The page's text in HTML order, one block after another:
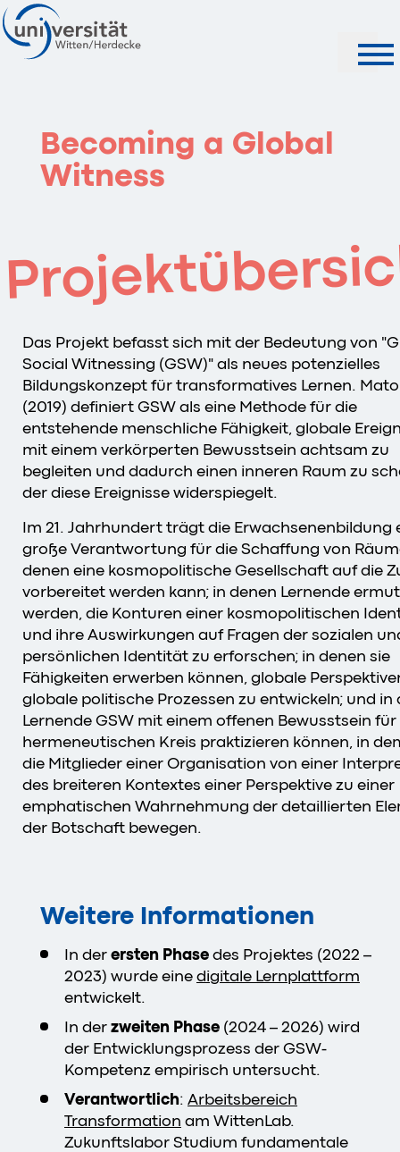
Becoming a Global
Witness
Das Projekt befasst sich mit der Bedeutung von
Social Witnessing (GSW)" als neues potenzielles
Bildungskonzept für transformatives Lernen.
(2019) definiert GSW als eine Methode für die
entstehende menschliche Fähigkeit, globale
mit einem verkörperten Bewusstsein achtsam zu
begleiten und dadurch einen inneren Raum zu
der diese Ereignisse widerspiegelt.
Im 21. Jahrhundert trägt die Erwachsenenbildung
große Verantwortung für die Schaffung von
denen eine kosmopolitische Gesellschaft auf die
vorbereitet werden kann; in denen Lernende
werden, die Konturen einer kosmopolitischen
und ihre Auswirkungen auf Fragen der sozialen
persönlichen Identität zu erforschen; in denen sie
Fähigkeiten erwerben können, globale
globale politische Prozessen zu entwickeln; und in
Lernende GSW mit einem offenen Bewusstsein für
hermeneutischen Kreis praktizieren können, in
die Mitglieder einer Organisation von einer
des breiteren Kontextes einer Perspektive zu einer
emphatischen Wahrnehmung der detaillierten
der Botschaft bewegen.
Weitere Informationen
In der ersten Phase des Projektes (2022 –
2023) wurde eine digitale Lernplattform
entwickelt.
In der zweiten Phase (2024 – 2026) wird
der Entwicklungsprozess der GSW-
Kompetenz empirisch untersucht.
Verantwortlich: Arbeitsbereich
Transformation am WittenLab.
Zukunftslabor Studium fundamentale